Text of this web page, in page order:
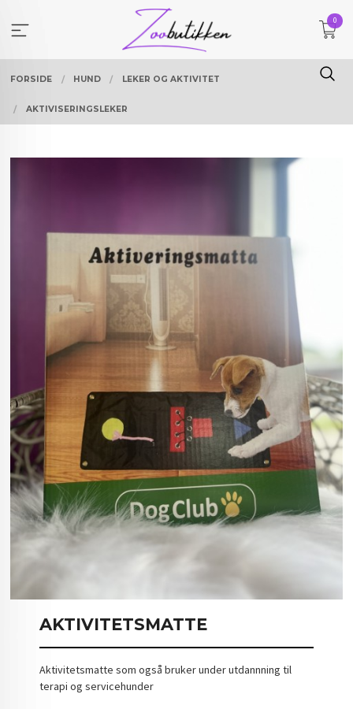
innholdet
0
FORSIDE HUND LEKER OG AKTIVITET
AKTIVISERINGSLEKER
AKTIVITETSMATTE
Aktivitetsmatte som også bruker under utdannning til
terapi og servicehunder